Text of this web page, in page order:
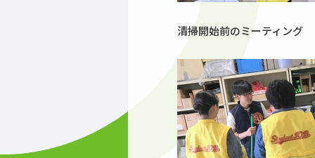
清掃開始前のミーティング